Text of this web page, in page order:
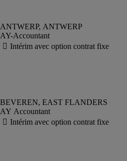
AY-Accountant
AY Accountant